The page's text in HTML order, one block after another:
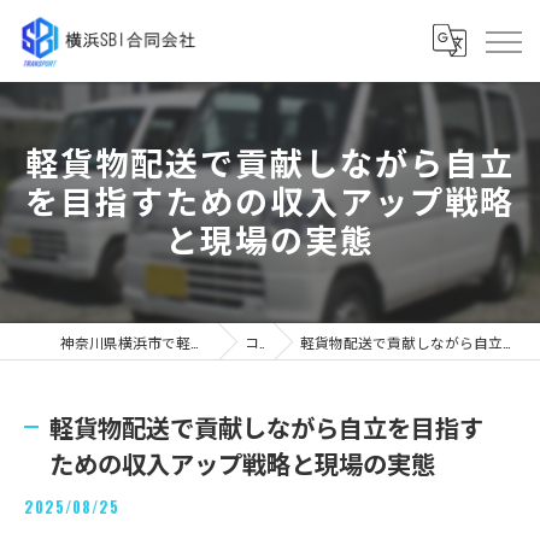
軽貨物配送で貢献しながら自立
を目指すための収入アップ戦略
と現場の実態
コラム 軽貨物配送で貢献しながら自立を目指すための収入アップ戦略と現場の実態
軽貨物配送で貢献しながら自立を目指す
ための収入アップ戦略と現場の実態
2025/08/25